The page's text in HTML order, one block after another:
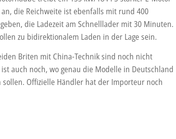
die Reichweite ist ebenfalls mit rund 400
die Ladezeit am Schnelllader mit 30 Minuten.
zu bidirektionalem Laden in der Lage sein.
Briten mit China-Technik sind noch nicht
auch noch, wo genau die Modelle in Deutschland
Offizielle Händler hat der Importeur noch